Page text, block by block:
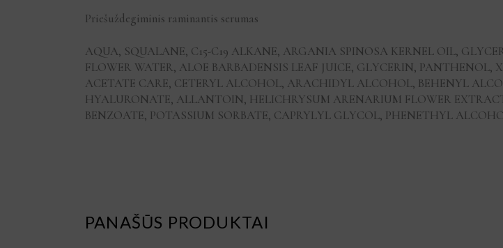
Priešuždegiminis raminantis serumas
AQUA, SQUALANE, C15-C19 ALKANE, ARGANIA SPINOSA KERNEL OIL,
FLOWER WATER, ALOE BARBADENSIS LEAF JUICE, GLYCERIN,
ACETATE CARE, CETERYL ALCOHOL, ARACHIDYL ALCOHOL, BEHENYL
HYALURONATE, ALLANTOIN, HELICHRYSUM ARENARIUM FLOWER
BENZOATE, POTASSIUM SORBATE, CAPRYLYL GLYCOL, PHENETHYL
PANAŠŪS PRODUKTAI